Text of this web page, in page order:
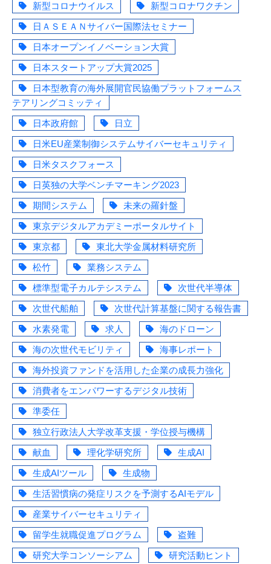
新型コロナウイルス
新型コロナワクチン
日ＡＳＥＡＮサイバー国際法セミナー
日本オープンイノベーション大賞
日本スタートアップ大賞2025
日本型教育の海外展開官民協働プラットフォームス
テアリングコミッティ
日本政府館
日立
日米EU産業制御システムサイバーセキュリティ
日米タスクフォース
日英独の大学ベンチマーキング2023
期間システム
未来の羅針盤
東京デジタルアカデミーポータルサイト
東京都
東北大学金属材料研究所
松竹
業務システム
標準型電子カルテシステム
次世代半導体
次世代船舶
次世代計算基盤に関する報告書
水素発電
求人
海のドローン
海の次世代モビリティ
海事レポート
海外投資ファンドを活用した企業の成長力強化
消費者をエンパワーするデジタル技術
準委任
独立行政法人大学改革支援・学位授与機構
献血
理化学研究所
生成AI
生成AIツール
生成物
生活習慣病の発症リスクを予測するAIモデル
産業サイバーセキュリティ
留学生就職促進プログラム
盗難
研究大学コンソーシアム
研究活動ヒント